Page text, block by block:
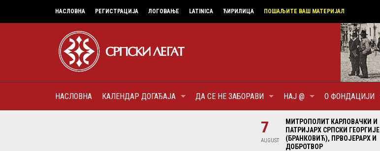
НАСЛОВНА РЕГИСТРАЦИЈА ЛОГОВАЊЕ LATINICA ЋИРИЛИЦА ПОШАЉИТЕ ВАШ МАТЕРИЈАЛ
НАСЛОВНА КАЛЕНДАР ДОГАЂАЈА ДА СЕ НЕ ЗАБОРАВИ НАЈ @ О ФОНДАЦИЈИ
7
AUGUST
МИТРОПОЛИТ КАРЛОВАЧКИ И
ПАТРИЈАРХ СРПСКИ ГЕОРГИЈЕ
(БРАНКОВИЋ), ПРВОЈЕРАРХ И
ДОБРОТВОР